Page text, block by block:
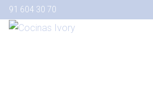
91 604 30 70